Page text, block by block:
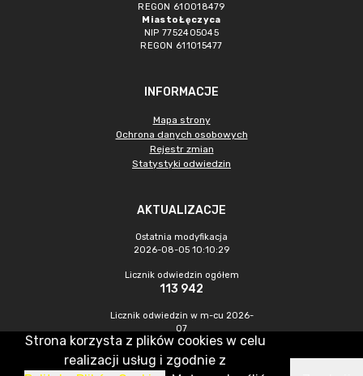
REGON 610018479
Miasto Łęczyca
NIP 7752405045
REGON 611015477
INFORMACJE
Mapa strony
Ochrona danych osobowych
Rejestr zmian
Statystyki odwiedzin
AKTUALIZACJE
Ostatnia modyfikacja
2026-08-05 10:10:29
Licznik odwiedzin ogółem
113 942
Licznik odwiedzin w m-cu 2026-
07
461
Strona korzysta z plików cookies w celu
realizacji usług i zgodnie z